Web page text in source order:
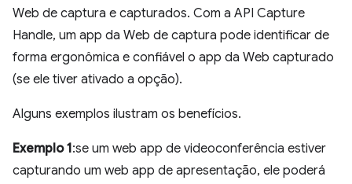
Web de captura e capturados. Com a API Capture
Handle, um app da Web de captura pode identificar de
forma ergonômica e confiável o app da Web capturado
(se ele tiver ativado a opção).
Alguns exemplos ilustram os benefícios.
Exemplo 1:se um web app de videoconferência estiver
capturando um web app de apresentação, ele poderá